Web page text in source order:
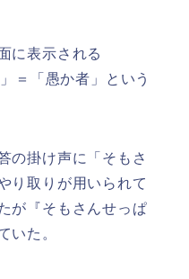
に表示される
＝「愚か者」という
の掛け声に「そもさ
り取りが用いられて
が『そもさんせっぱ
いた。